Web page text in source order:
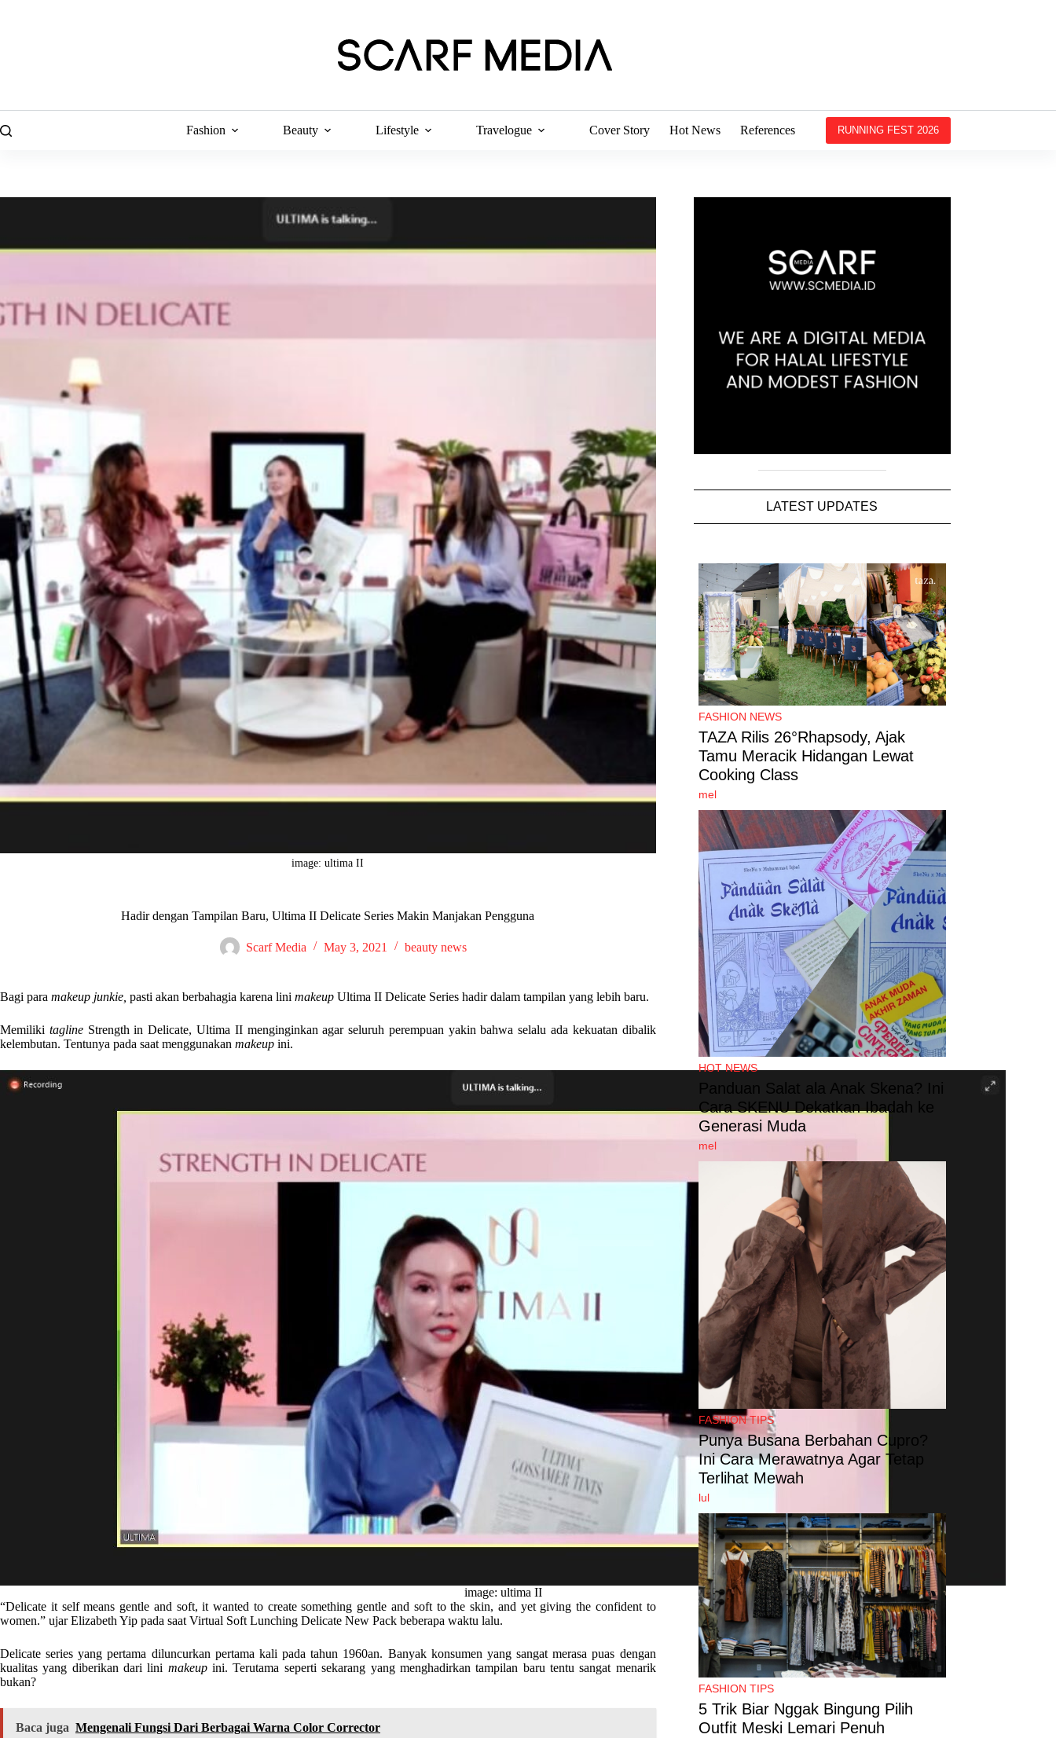
Fashion Beauty Lifestyle Travelogue Cover Story Hot News References RUNNING FEST 2026
image: ultima II
Hadir dengan Tampilan Baru, Ultima II Delicate Series Makin Manjakan Pengguna
Scarf Media May 3, 2021 beauty news
Bagi para makeup junkie, pasti akan berbahagia karena lini makeup Ultima II Delicate Series hadir dalam tampilan yang lebih baru.
Memiliki tagline Strength in Delicate, Ultima II menginginkan agar seluruh perempuan yakin bahwa selalu ada kekuatan dibalik
kelembutan. Tentunya pada saat menggunakan makeup ini.
image: ultima II
“Delicate it self means gentle and soft, it wanted to create something gentle and soft to the skin, and yet giving the confident to
women.” ujar Elizabeth Yip pada saat Virtual Soft Lunching Delicate New Pack beberapa waktu lalu.
Delicate series yang pertama diluncurkan pertama kali pada tahun 1960an. Banyak konsumen yang sangat merasa puas dengan
kualitas yang diberikan dari lini makeupini. Terutama seperti sekarang yang menghadirkan tampilan baru tentu sangat menarik
bukan?
Baca juga Mengenali Fungsi Dari Berbagai Warna Color Corrector
LATEST UPDATES
FASHION NEWS
TAZA Rilis 26°Rhapsody, Ajak
Tamu Meracik Hidangan Lewat
Cooking Class
mel
HOT NEWS
Panduan Salat ala Anak Skena? Ini
Cara SKENU Dekatkan Ibadah ke
Generasi Muda
mel
FASHION TIPS
Punya Busana Berbahan Cupro?
Ini Cara Merawatnya Agar Tetap
Terlihat Mewah
lul
FASHION TIPS
5 Trik Biar Nggak Bingung Pilih
Outfit Meski Lemari Penuh